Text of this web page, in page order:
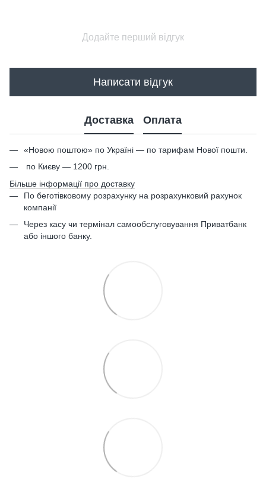
Додайте перший відгук
Написати відгук
Доставка Оплата
«Новою поштою» по Україні — по тарифам Нової пошти.
по Києву — 1200 грн.
Більше інформації про доставку
По беготівковому розрахунку на розрахунковий рахунок
компанії
Через касу чи термінал самообслуговування Приватбанк
або іншого банку.